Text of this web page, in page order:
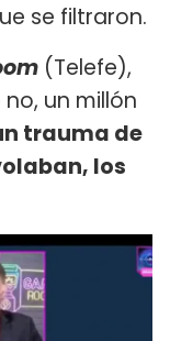
se filtraron.
(Telefe),
un millón
trauma de
los